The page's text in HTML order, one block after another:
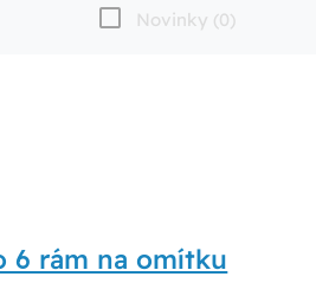
Novinky (0)
6 rám na omítku